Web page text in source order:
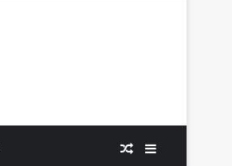
Random Article